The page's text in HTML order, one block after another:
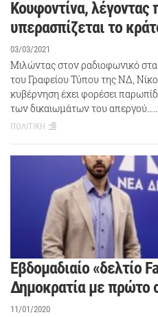
Κουφοντίνα,
υπερασπίζεται το
03/03/2021
Μιλώντας στον ραδιοφωνικό
του Γραφείου Τύπου της ΝΔ,
κυβέρνηση έχει φορέσει
των δικαιωμάτων του απεργού……
ΠΟΛΙΤΙΚΗ
Εβδομαδιαίο «δελτίο
Δημοκρατία με πρώτο
11/01/2020